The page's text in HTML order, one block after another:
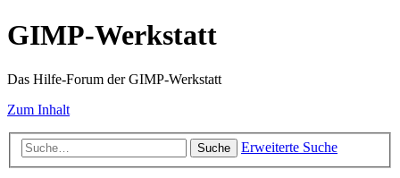
GIMP-Werkstatt
Das Hilfe-Forum der GIMP-Werkstatt
Zum Inhalt
Suche Erweiterte Suche